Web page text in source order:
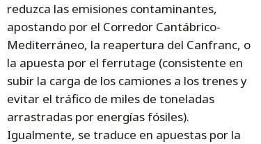
reduzca las emisiones contaminantes,
apostando por el Corredor Cantábrico-
Mediterráneo, la reapertura del Canfranc, o
la apuesta por el ferrutage (consistente en
subir la carga de los camiones a los trenes y
evitar el tráfico de miles de toneladas
arrastradas por energías fósiles).
Igualmente, se traduce en apuestas por la